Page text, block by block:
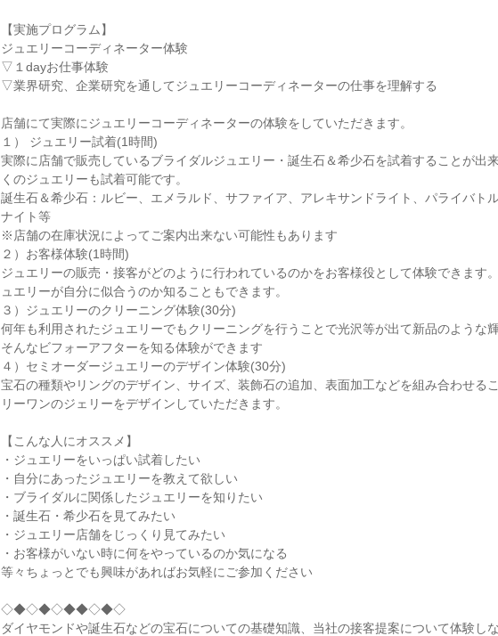
【実施プログラム】
ジュエリーコーディネーター体験
▽１dayお仕事体験
▽業界研究、企業研究を通してジュエリーコーディネーターの仕事を理解する
店舗にて実際にジュエリーコーディネーターの体験をしていただきます。
１） ジュエリー試着(1時間)
実際に店舗で販売しているブライダルジュエリー・誕生石＆希少石を試着することが出
くのジュエリーも試着可能です。
誕生石＆希少石：ルビー、エメラルド、サファイア、アレキサンドライト、パライバト
ナイト等
※店舗の在庫状況によってご案内出来ない可能性もあります
２）お客様体験(1時間)
ジュエリーの販売・接客がどのように行われているのかをお客様役として体験できます
ュエリーが自分に似合うのか知ることもできます。
３）ジュエリーのクリーニング体験(30分)
何年も利用されたジュエリーでもクリーニングを行うことで光沢等が出て新品のような輝
そんなビフォーアフターを知る体験ができます
４）セミオーダージュエリーのデザイン体験(30分)
宝石の種類やリングのデザイン、サイズ、装飾石の追加、表面加工などを組み合わせる
リーワンのジェリーをデザインしていただきます。
【こんな人にオススメ】
・ジュエリーをいっぱい試着したい
・自分にあったジュエリーを教えて欲しい
・ブライダルに関係したジュエリーを知りたい
・誕生石・希少石を見てみたい
・ジュエリー店舗をじっくり見てみたい
・お客様がいない時に何をやっているのか気になる
等々ちょっとでも興味があればお気軽にご参加ください
◇◆◇◆◇◆◆◇◆◇
ダイヤモンドや誕生石などの宝石についての基礎知識、当社の接客提案について体験し